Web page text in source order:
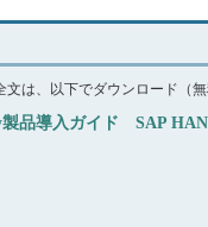
は、以下でダウンロード（無
製品導入ガイド SAP